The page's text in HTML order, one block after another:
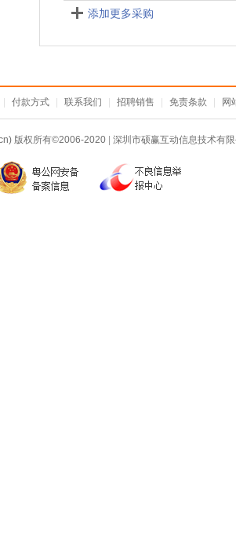
添加更多采购
付款方式 联系我们 招聘销售 免责条款 网
版权所有©2006-2020 深圳市硕赢互动信息技术有